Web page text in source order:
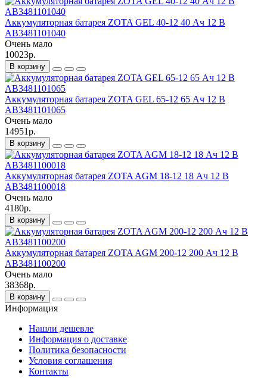
Аккумуляторная батарея ZOTA GEL 40-12 40 Ач 12 В
AB3481101040
Очень мало
10023р.
В корзину
Аккумуляторная батарея ZOTA GEL 65-12 65 Ач 12 В
AB3481101065
Очень мало
14951р.
В корзину
Аккумуляторная батарея ZOTA AGM 18-12 18 Ач 12 В
AB3481100018
Очень мало
4180р.
В корзину
Аккумуляторная батарея ZOTA AGM 200-12 200 Ач 12 В
AB3481100200
Очень мало
38368р.
В корзину
Информация
Нашли дешевле
Информация о доставке
Политика безопасности
Условия соглашения
Контакты